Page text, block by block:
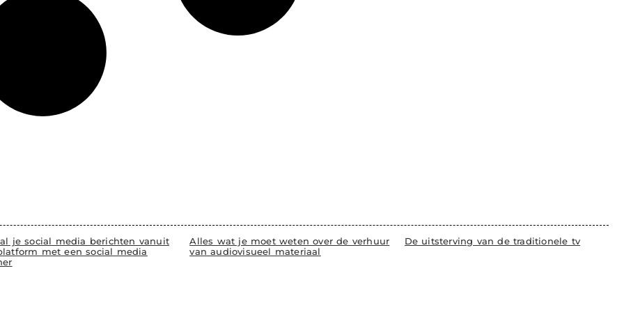
je social media berichten vanuit
met een social media
Alles wat je moet weten over de verhuur
van audiovisueel materiaal
De uitsterving van de traditionele tv